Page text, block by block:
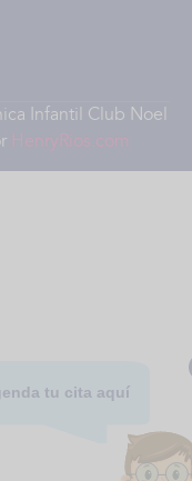
tu cita aquí
Infantil Club Noel
HenryRios.com